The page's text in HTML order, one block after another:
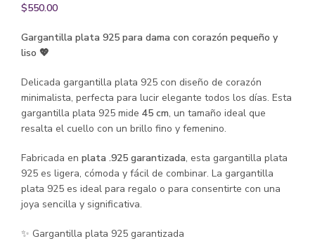
$550.00
Gargantilla plata 925 para dama con corazón pequeño y
liso 💖
Delicada gargantilla plata 925 con diseño de corazón
minimalista, perfecta para lucir elegante todos los días. Esta
gargantilla plata 925 mide 45 cm, un tamaño ideal que
resalta el cuello con un brillo fino y femenino.
Fabricada en plata .925 garantizada, esta gargantilla plata
925 es ligera, cómoda y fácil de combinar. La gargantilla
plata 925 es ideal para regalo o para consentirte con una
joya sencilla y significativa.
✨ Gargantilla plata 925 garantizada